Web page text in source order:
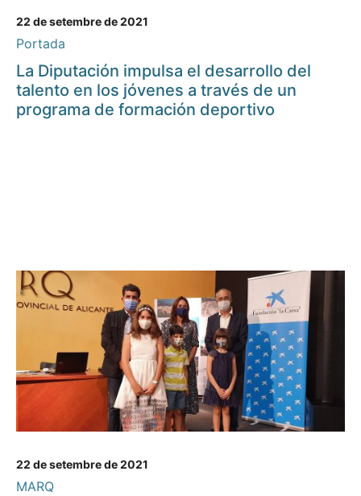
22 de setembre de 2021
Portada
La Diputación impulsa el desarrollo del
talento en los jóvenes a través de un
programa de formación deportivo
22 de setembre de 2021
MARQ